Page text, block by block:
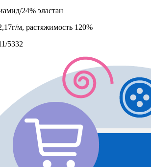
24% эластан
м, растяжимость 120%
5332